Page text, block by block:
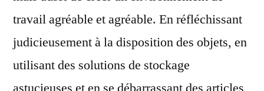
travail agréable et agréable. En réfléchissant
judicieusement à la disposition des objets, en
utilisant des solutions de stockage